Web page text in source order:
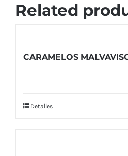
Related
CARAMELOS
Detalles